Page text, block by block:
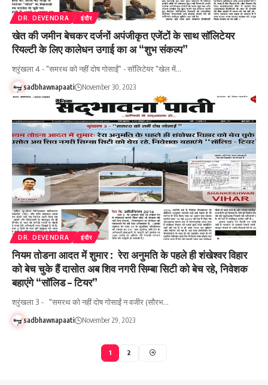
DR. DEVENDRA इंदौर
खेत की जमीन बेचकर दर्जनों अपंजीकृत एजेंटों के साथ सॉलिटेयर
रियल्टी के लिए कालेधन उगाई का अ “शुभ संकल्प”
श्रृंखला 4 - "समरथ को नहीं दोष गोसाईं" - सॉलिटेयर "खेल में…
sadbhawnapaati November 30, 2023
DR. DEVENDRA इंदौर
नियम तोडना आदत में शुमार : रेरा अनुमति के पहले ही शंखेश्वर विहार
को बेच चुके हैं दासोत अब शिव नगरी सिम्बा सिटी को बेच रहे, निवेशक
बहाएंगे “सॉलिड – टियर”
श्रृंखला 3 - "समरथ को नहीं दोष गोसाईं न वजीर (सौरभ…
sadbhawnapaati November 29, 2023
1 2